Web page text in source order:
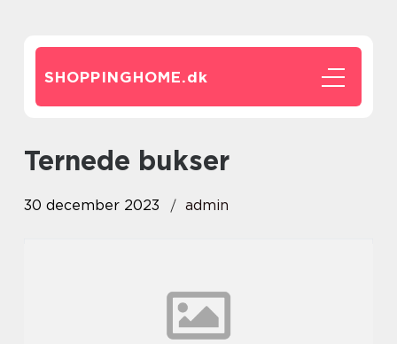
SHOPPINGHOME.dk
ternede bukser
30 december 2023 admin